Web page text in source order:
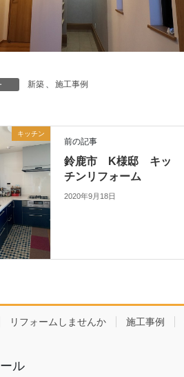
新築 、 施工事例
キッチン
前の記事
鈴鹿市 K様邸 キッ
チンリフォーム
2020年9月18日
リフォームしませんか 施工事例
ル